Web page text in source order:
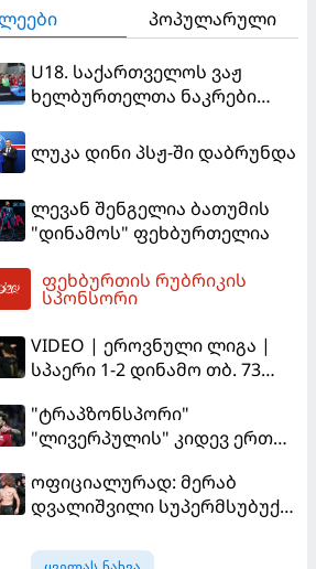
პოპულარული
U18. საქართველოს ვაჟ
ხელბურთელთა ნაკრები
დაწინაურდა
ლუკა დინი პსჟ-ში დაბრუნდა
ლევან შენგელია ბათუმის
"დინამოს" ფეხბურთელია
ფეხბურთის რუბრიკის
სპონსორი
VIDEO | ეროვნული ლიგა |
სპაერი 1-2 დინამო თბ. 73
დაამთავრა...
"ტრაპზონსპორი"
"ლივერპულის" კიდევ ერთ
ოფიციალურად: მერაბ
დვალიშვილი სუპერმსუბუქი
იანს დაუპირისპირდება